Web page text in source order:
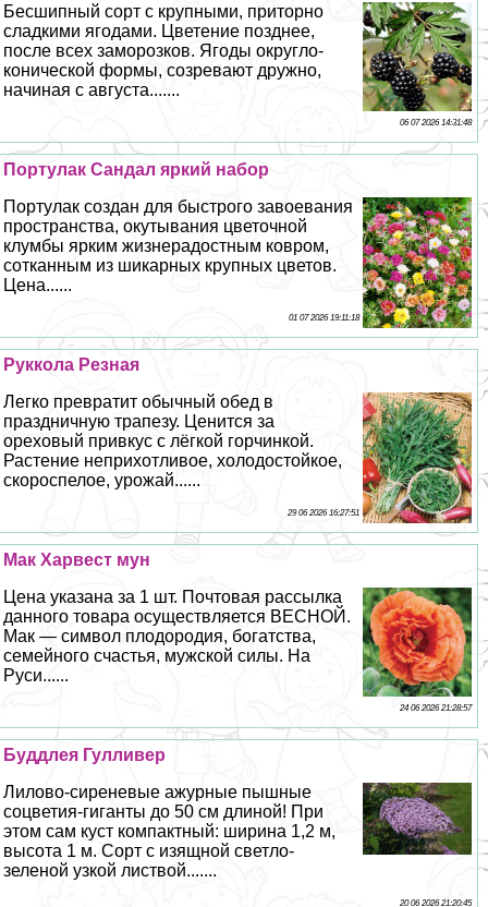
Бесшипный сорт с крупными, приторно
сладкими ягодами. Цветение позднее,
после всех заморозков. Ягоды округло-
конической формы, созревают дружно,
начиная с августа.......
06 07 2026 14:31:48
Портулак Сандал яркий набор
Портулак создан для быстрого завоевания
прострaнcтва, окутывания цветочной
клумбы ярким жизнерадостным ковром,
сотканным из шикарных крупных цветов.
Цена......
01 07 2026 19:11:18
Руккола Резная
Легко превратит обычный обед в
праздничную трапезу. Ценится за
ореховый привкус с лёгкой горчинкой.
Растение неприхотливое, холодостойкое,
скороспелое, урожай......
29 06 2026 16:27:51
Мак Харвест мун
Цена указана за 1 шт. Почтовая рассылка
данного товара осуществляется ВЕСНОЙ.
Мак — символ плодородия, богатства,
семейного счастья, мужской силы. На
Руси......
24 06 2026 21:28:57
Буддлея Гулливер
Лилово-сиреневые ажурные пышные
соцветия-гиганты до 50 см длиной! При
этом сам куст компактный: ширина 1,2 м,
высота 1 м. Сорт с изящной светло-
зеленой узкой листвой.......
20 06 2026 21:20:45